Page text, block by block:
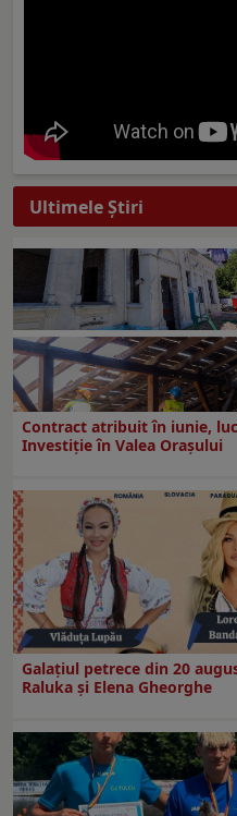
Ultimele Ştiri
Contract atribuit în iunie,
Investiţie în Valea Oraşului
Galaţiul petrece din 20
Raluka și Elena Gheorghe